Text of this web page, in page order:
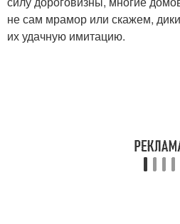
не сам мрамор или скажем,
их удачную имитацию.